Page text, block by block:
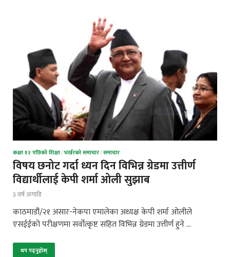
कक्षा १२ पछिको शिक्षा/भर्खरको समाचार/समाचार
विषय छनोट गर्दा ध्यन दिन विभिन्न ग्रेडमा उत्तीर्ण
विद्यार्थीलाई केपी शर्मा ओली सुझाब
३ वर्ष अगाडि
काठमाडौं/२१ असार-नेकपा एमालेका अध्यक्ष केपी शर्मा ओलीले
एसईईको परीक्षणमा सर्वोत्कृष्ट सहित विभिन्न ग्रेडमा उत्तीर्ण हुने …
थप पढ्नुहोस्